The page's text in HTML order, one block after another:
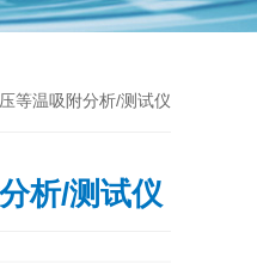
等温吸附分析/测试仪
析/测试仪